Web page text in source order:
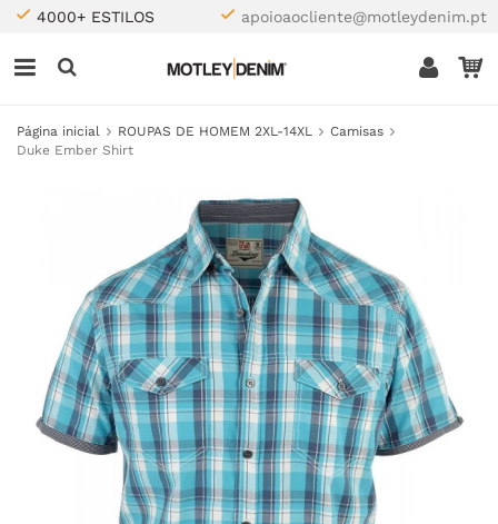
4000+ ESTILOS apoioaocliente@motleydenim.pt
Página inicial ROUPAS DE HOMEM 2XL-14XL
Camisas
Duke Ember Shirt